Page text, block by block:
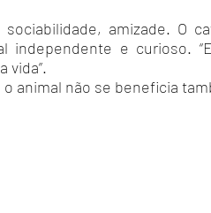
amizade. O
e curioso.
vida”.
animal não se beneficia